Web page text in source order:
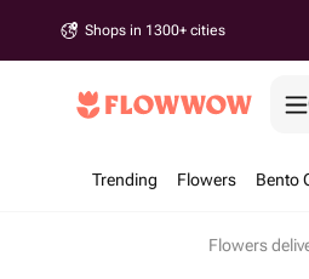
Shops in 1300+ cities
Trending Flowers Bento
Flowers